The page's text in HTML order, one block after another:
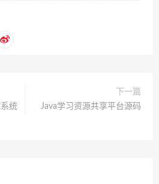
统
下一篇
Java学习资源共享平台源码